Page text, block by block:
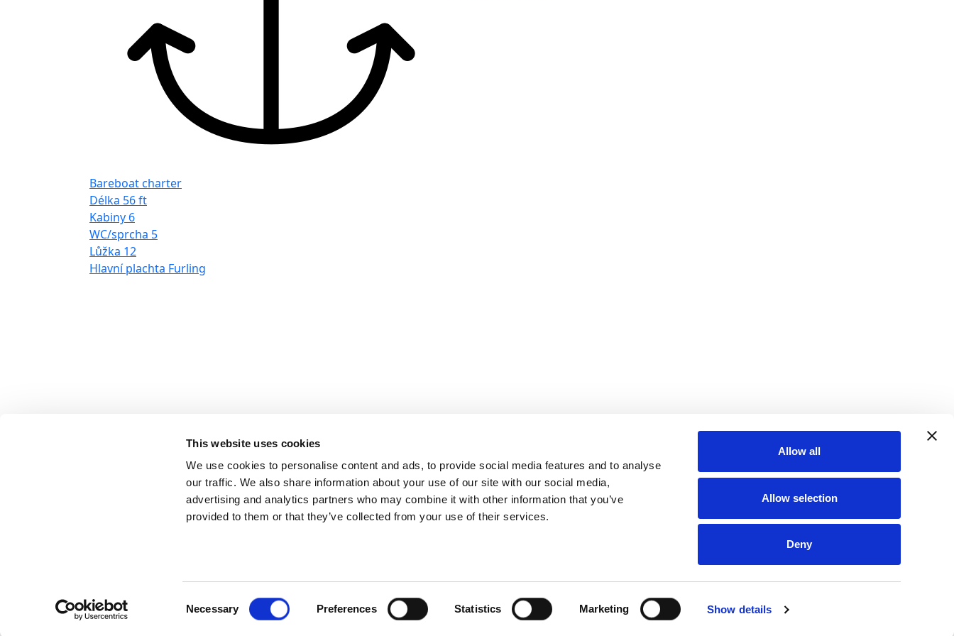
This website uses cookies
We use cookies to personalise content and ads, to provide social media features and to analyse
our traffic. We also share information about your use of our site with our social media,
advertising and analytics partners who may combine it with other information that you’ve
provided to them or that they’ve collected from your use of their services.
Necessary Preferences Statistics Marketing Show details
Allow all
Allow selection
Deny
Bareboat charter
Délka 56 ft
Kabiny 6
WC/sprcha 5
Lůžka 12
Hlavní plachta Furling
booking@charter-easy.com
Zásady ochrany osobních údajů
Plachetnice
Plachetní katamarán Motorová jachtaMotorový katamaran